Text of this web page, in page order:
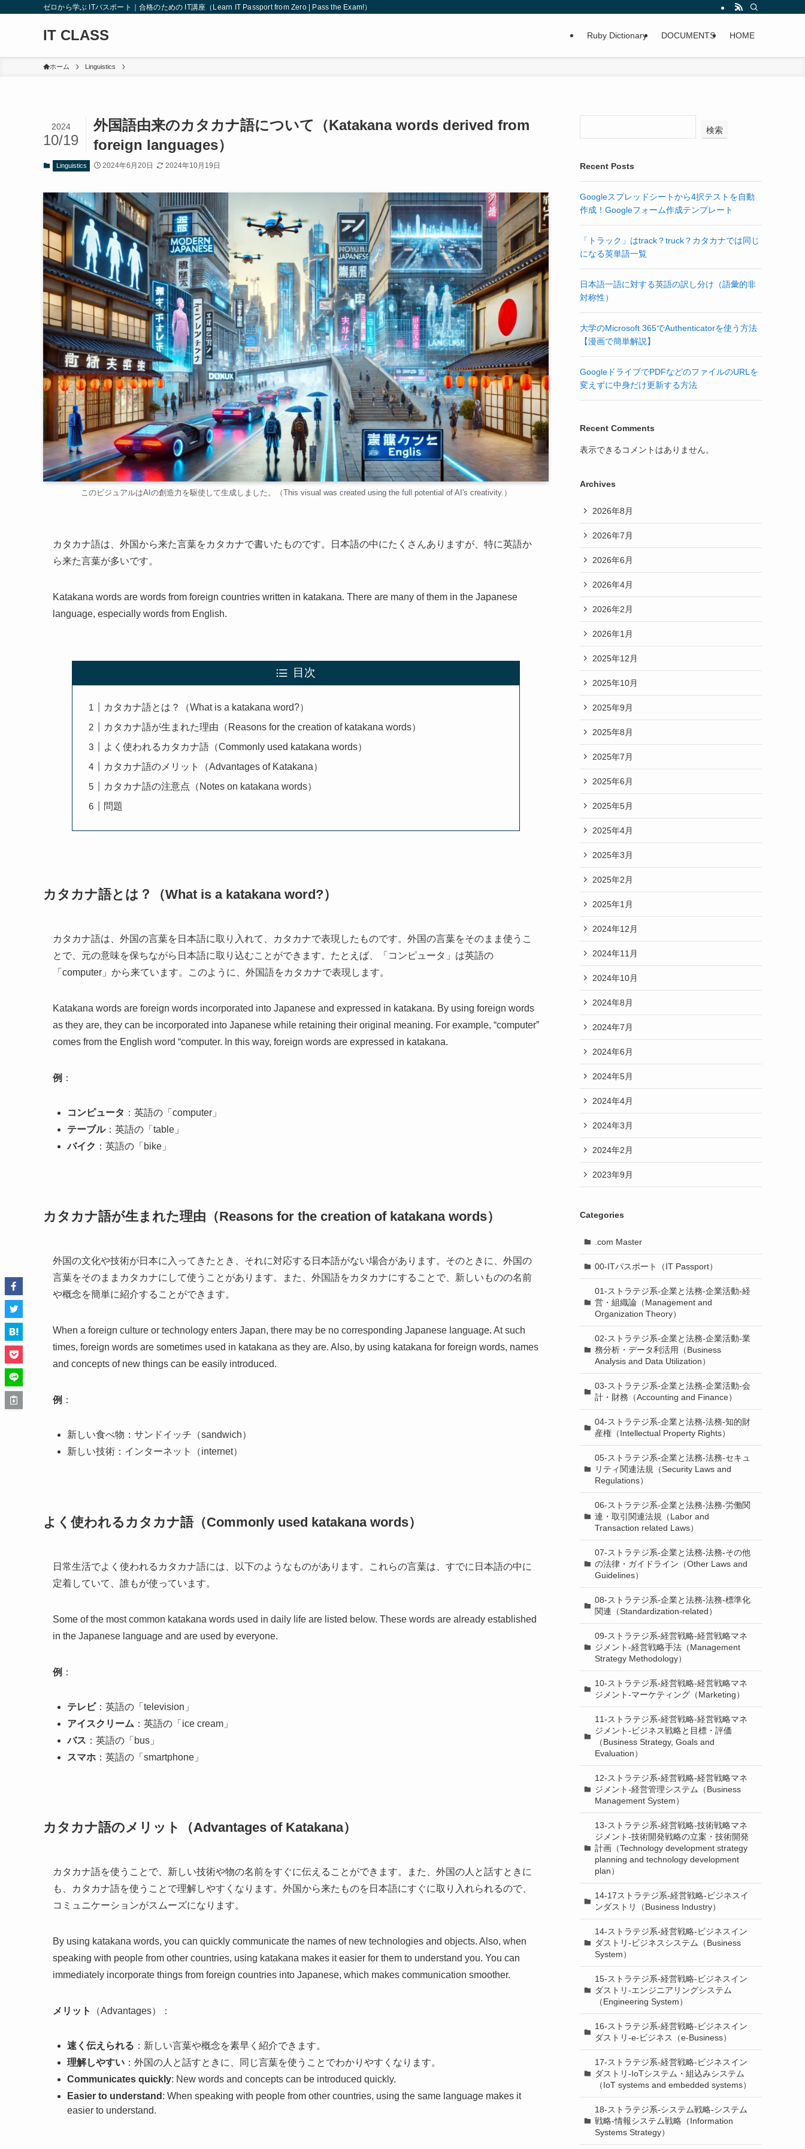
ゼロから学ぶ ITパスポート｜合格のための IT講座（Learn IT Passport from Zero | Pass the Exam!）
IT CLASS Ruby Dictionary DOCUMENTS HOME
ホーム Linguistics
外国語由来のカタカナ語について（Katakana words derived from
foreign languages）
2024
10/19
Linguistics 2024年6月20日 2024年10月19日
このビジュアルはAIの創造力を駆使して生成しました。（This visual was created using the full potential of AI's creativity.）
カタカナ語は、外国から来た言葉をカタカナで書いたものです。日本語の中にたくさんありますが、特に英語か
ら来た言葉が多いです。
Katakana words are words from foreign countries written in katakana. There are many of them in the Japanese
language, especially words from English.
目次
カタカナ語とは？（What is a katakana word?）
カタカナ語が生まれた理由（Reasons for the creation of katakana words）
よく使われるカタカナ語（Commonly used katakana words）
カタカナ語のメリット（Advantages of Katakana）
カタカナ語の注意点（Notes on katakana words）
問題
カタカナ語とは？（What is a katakana word?）
カタカナ語は、外国の言葉を日本語に取り入れて、カタカナで表現したものです。外国の言葉をそのまま使うこ
とで、元の意味を保ちながら日本語に取り込むことができます。たとえば、「コンピュータ」は英語の
「computer」から来ています。このように、外国語をカタカナで表現します。
Katakana words are foreign words incorporated into Japanese and expressed in katakana. By using foreign words
as they are, they can be incorporated into Japanese while retaining their original meaning. For example, “computer”
comes from the English word “computer. In this way, foreign words are expressed in katakana.
例 ：
コンピュータ ：英語の「computer」
テーブル：英語の「table」
バイク ：英語の「bike」
カタカナ語が生まれた理由（Reasons for the creation of katakana words）
外国の文化や技術が日本に入ってきたとき、それに対応する日本語がない場合があります。そのときに、外国の
言葉をそのままカタカナにして使うことがあります。また、外国語をカタカナにすることで、新しいものの名前
や概念を簡単に紹介することができます。
When a foreign culture or technology enters Japan, there may be no corresponding Japanese language. At such
times, foreign words are sometimes used in katakana as they are. Also, by using katakana for foreign words, names
and concepts of new things can be easily introduced.
例 ：
新しい食べ物：サンドイッチ（sandwich）
新しい技術：インターネット（internet）
よく使われるカタカナ語（Commonly used katakana words）
日常生活でよく使われるカタカナ語には、以下のようなものがあります。これらの言葉は、すでに日本語の中に
定着していて、誰もが使っています。
Some of the most common katakana words used in daily life are listed below. These words are already established
in the Japanese language and are used by everyone.
例 ：
テレビ：英語の「television」
アイスクリーム ：英語の「ice cream」
バス ：英語の「bus」
スマホ ：英語の「smartphone」
カタカナ語のメリット（Advantages of Katakana）
カタカナ語を使うことで、新しい技術や物の名前をすぐに伝えることができます。また、外国の人と話すときに
も、カタカナ語を使うことで理解しやすくなります。外国から来たものを日本語にすぐに取り入れられるので、
コミュニケーションがスムーズになります。
By using katakana words, you can quickly communicate the names of new technologies and objects. Also, when
speaking with people from other countries, using katakana makes it easier for them to understand you. You can
immediately incorporate things from foreign countries into Japanese, which makes communication smoother.
メリット （Advantages）：
速く伝えられる ：新しい言葉や概念を素早く紹介できます。
理解しやすい ：外国の人と話すときに、同じ言葉を使うことでわかりやすくなります。
Communicates quickly: New words and concepts can be introduced quickly.
Easier to understand : When speaking with people from other countries, using the same language makes it
easier to understand.
検索
Recent Posts
Googleスプレッドシートから4択テストを自動
作成！Googleフォーム作成テンプレート
「トラック」はtrack？truck？カタカナでは同じ
になる英単語一覧
日本語一語に対する英語の訳し分け（語彙的非
対称性）
大学のMicrosoft 365でAuthenticatorを使う方法
【漫画で簡単解説】
GoogleドライブでPDFなどのファイルのURLを
変えずに中身だけ更新する方法
Recent Comments
表示できるコメントはありません。
Archives
2026年8月
2026年7月
2026年6月
2026年4月
2026年2月
2026年1月
2025年12月
2025年10月
2025年9月
2025年8月
2025年7月
2025年6月
2025年5月
2025年4月
2025年3月
2025年2月
2025年1月
2024年12月
2024年11月
2024年10月
2024年8月
2024年7月
2024年6月
2024年5月
2024年4月
2024年3月
2024年2月
2023年9月
Categories
.com Master
00-ITパスポート（IT Passport）
01-ストラテジ系-企業と法務-企業活動-経
営・組織論（Management and
Organization Theory）
02-ストラテジ系-企業と法務-企業活動-業
務分析・データ利活用（Business
Analysis and Data Utilization）
03-ストラテジ系-企業と法務-企業活動-会
計・財務（Accounting and Finance）
04-ストラテジ系-企業と法務-法務-知的財
産権（Intellectual Property Rights）
05-ストラテジ系-企業と法務-法務-セキュ
リティ関連法規（Security Laws and
Regulations）
06-ストラテジ系-企業と法務-法務-労働関
連・取引関連法規（Labor and
Transaction related Laws）
07-ストラテジ系-企業と法務-法務-その他
の法律・ガイドライン（Other Laws and
Guidelines）
08-ストラテジ系-企業と法務-法務-標準化
関連（Standardization-related）
09-ストラテジ系-経営戦略-経営戦略マネ
ジメント-経営戦略手法（Management
Strategy Methodology）
10-ストラテジ系-経営戦略-経営戦略マネ
ジメント-マーケティング（Marketing）
11-ストラテジ系-経営戦略-経営戦略マネ
ジメント-ビジネス戦略と目標・評価
（Business Strategy, Goals and
Evaluation）
12-ストラテジ系-経営戦略-経営戦略マネ
ジメント-経営管理システム（Business
Management System）
13-ストラテジ系-経営戦略-技術戦略マネ
ジメント-技術開発戦略の立案・技術開発
計画（Technology development strategy
planning and technology development
plan）
14-17ストラテジ系-経営戦略-ビジネスイ
ンダストリ（Business Industry）
14-ストラテジ系-経営戦略-ビジネスイン
ダストリ-ビジネスシステム（Business
System）
15-ストラテジ系-経営戦略-ビジネスイン
ダストリ-エンジニアリングシステム
（Engineering System）
16-ストラテジ系-経営戦略-ビジネスイン
ダストリ-e-ビジネス（e-Business）
17-ストラテジ系-経営戦略-ビジネスイン
ダストリ-IoTシステム・組込みシステム
（IoT systems and embedded systems）
18-ストラテジ系-システム戦略-システム
戦略-情報システム戦略（Information
Systems Strategy）